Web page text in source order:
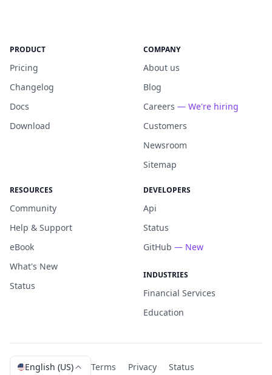
PRODUCT
Pricing
Changelog
Docs
Download
COMPANY
About us
Blog
Careers — We're hiring
Customers
Newsroom
Sitemap
RESOURCES
Community
Help & Support
eBook
What's New
Status
DEVELOPERS
Api
Status
GitHub — New
INDUSTRIES
Financial Services
Education
English (US) Terms Privacy Status